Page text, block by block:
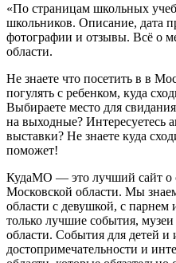
«По страницам школьных
школьников. Описание, дата
фотографии и отзывы. Всё о
области.
Не знаете что посетить в в
погулять с ребенком, куда
Выбираете место для
на выходные? Интересуетесь
выставки? Не знаете куда
поможет!
КудаМО — это лучший сайт о
Московской области. Мы
области с девушкой, с
только лучшие события,
области. События для детей
достопримечательности и